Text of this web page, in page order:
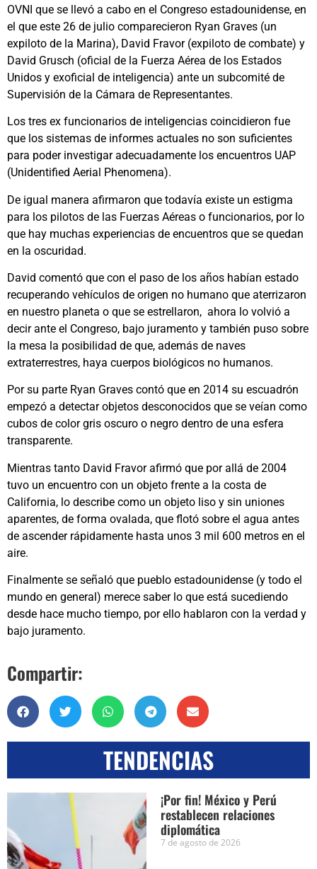
OVNI que se llevó a cabo en el Congreso estadounidense, en
el que este 26 de julio comparecieron Ryan Graves (un
expiloto de la Marina), David Fravor (expiloto de combate) y
David Grusch (oficial de la Fuerza Aérea de los Estados
Unidos y exoficial de inteligencia) ante un subcomité de
Supervisión de la Cámara de Representantes.
Los tres ex funcionarios de inteligencias coincidieron fue
que los sistemas de informes actuales no son suficientes
para poder investigar adecuadamente los encuentros UAP
(Unidentified Aerial Phenomena).
De igual manera afirmaron que todavía existe un estigma
para los pilotos de las Fuerzas Aéreas o funcionarios, por lo
que hay muchas experiencias de encuentros que se quedan
en la oscuridad.
David comentó que con el paso de los años habían estado
recuperando vehículos de origen no humano que aterrizaron
en nuestro planeta o que se estrellaron, ahora lo volvió a
decir ante el Congreso, bajo juramento y también puso sobre
la mesa la posibilidad de que, además de naves
extraterrestres, haya cuerpos biológicos no humanos.
Por su parte Ryan Graves contó que en 2014 su escuadrón
empezó a detectar objetos desconocidos que se veían como
cubos de color gris oscuro o negro dentro de una esfera
transparente.
Mientras tanto David Fravor afirmó que por allá de 2004
tuvo un encuentro con un objeto frente a la costa de
California, lo describe como un objeto liso y sin uniones
aparentes, de forma ovalada, que flotó sobre el agua antes
de ascender rápidamente hasta unos 3 mil 600 metros en el
aire.
Finalmente se señaló que pueblo estadounidense (y todo el
mundo en general) merece saber lo que está sucediendo
desde hace mucho tiempo, por ello hablaron con la verdad y
bajo juramento.
Compartir:
TENDENCIAS
¡Por fin! México y Perú
restablecen relaciones
diplomática
7 de agosto de 2026